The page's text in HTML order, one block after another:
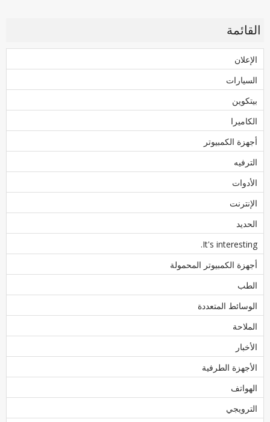
القائمة
الإعلان
السيارات
بيتكوين
الكاميرا
أجهزة الكمبيوتر
الترفيه
الأدوات
الإنترنت
الحديد
It's interesting.
أجهزة الكمبيوتر المحمولة
الطب
الوسائط المتعددة
الملاحة
الأخبار
الأجهزة الطرفية
الهواتف
الترويجي